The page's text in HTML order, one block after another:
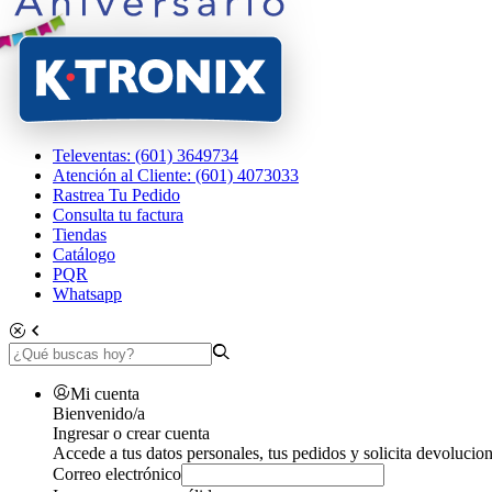
Televentas: (601) 3649734
Atención al Cliente: (601) 4073033
Rastrea Tu Pedido
Consulta tu factura
Tiendas
Catálogo
PQR
Whatsapp
Mi cuenta
Bienvenido/a
Ingresar o crear cuenta
Accede a tus datos personales, tus pedidos y solicita
Correo electrónico